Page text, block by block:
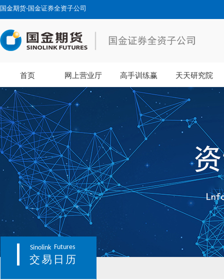
国金期货-国金证券全资子公司
首页 网上营业厅 高手训练赢 天天研究院
Sinolink Futures
交易日历